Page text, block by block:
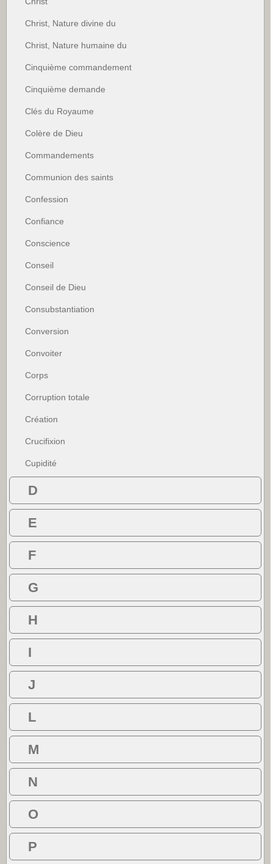
Christ, Nature divine du
Christ, Nature humaine du
Cinquième commandement
Cinquième demande
Clés du Royaume
Colère de Dieu
Commandements
Communion des saints
Confession
Confiance
Conscience
Conseil
Conseil de Dieu
Consubstantiation
Conversion
Convoiter
Corps
Corruption totale
Création
Crucifixion
Cupidité
D
E
F
G
H
I
J
L
M
N
O
P